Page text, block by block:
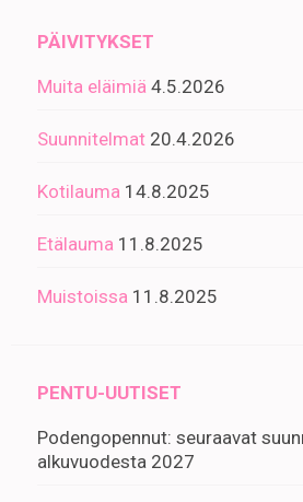
PÄIVITYKSET
Muita eläimiä 4.5.2026
Suunnitelmat 20.4.2026
Kotilauma 14.8.2025
Etälauma 11.8.2025
Muistoissa 11.8.2025
PENTU-UUTISET
Podengopennut: seuraavat
alkuvuodesta 2027